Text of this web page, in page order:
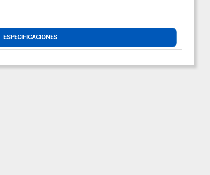
ESPECIFICACIONES